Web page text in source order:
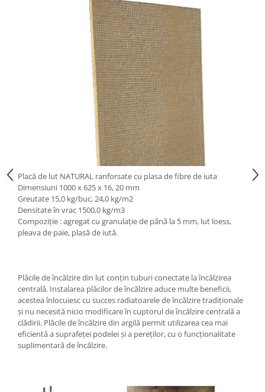
Placă de lut NATURAL ranforsate cu plasa de fibre de iuta
Dimensiuni 1000 x 625 x 16, 20 mm
Greutate 15,0 kg/buc, 24,0 kg/m2
Densitate în vrac 1500,0 kg/m3
Compoziţie : agregat cu granulație de până la 5 mm, lut loess,
pleava de paie, plasă de iută.
Plăcile de încălzire din lut conțin tuburi conectate la încălzirea
centrală. Instalarea plăcilor de încălzire aduce multe beneficii,
acestea înlocuiesc cu succes radiatoarele de încălzire tradiționale
și nu necesită nicio modificare în cuptorul de încălzire centrală a
clădirii. Plăcile de încălzire din argilă permit utilizarea cea mai
eficientă a suprafeței podelei și a pereților, cu o funcționalitate
suplimentară de încălzire.